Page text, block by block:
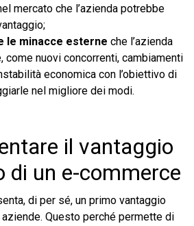
mercato che l’azienda potrebbe
le minacce esterne che l’azienda
come nuovi concorrenti, cambiamenti
economica con l’obiettivo di
nel migliore dei modi.
il vantaggio
di un e-commerce
di per sé, un primo vantaggio
Questo perché permette di